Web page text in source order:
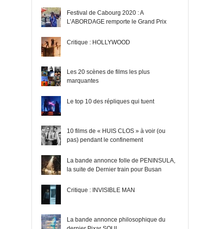
Festival de Cabourg 2020 : A
L’ABORDAGE remporte le Grand Prix
Critique : HOLLYWOOD
Les 20 scènes de films les plus
marquantes
Le top 10 des répliques qui tuent
10 films de « HUIS CLOS » à voir (ou
pas) pendant le confinement
La bande annonce folle de PENINSULA,
la suite de Dernier train pour Busan
Critique : INVISIBLE MAN
La bande annonce philosophique du